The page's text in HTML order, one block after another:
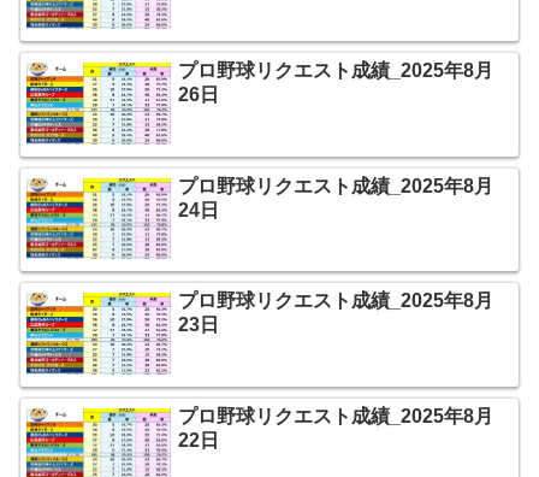
プロ野球リクエスト成績_2025年8月
26日
プロ野球リクエスト成績_2025年8月
24日
プロ野球リクエスト成績_2025年8月
23日
プロ野球リクエスト成績_2025年8月
22日